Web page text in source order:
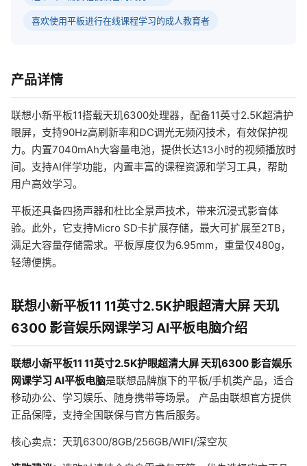
喜欢使用平板进行在线课程学习的成人教育者
产品详情
联想小新平板11搭载天玑6300处理器，配备11英寸2.5K超清护
眼屏，支持90Hz高刷新率和DC调光无频闪技术，有效保护视
力。内置7040mAh大容量电池，提供长达13小时的视频播放时
间。支持AI伴学功能，内置丰富的课程资源和学习工具，帮助
用户高效学习。
平板还具备四扬声器和杜比全景声技术，带来沉浸式影音体
验。此外，它支持Micro SD卡扩展存储，最大可扩展至2TB，
满足大容量存储需求。平板厚度仅为6.95mm，重量仅480g，
轻薄便携。
联想小新平板11 11英寸2.5K护眼超清大屏 天玑
6300 影音娱乐网课学习 AI平板电脑介绍
联想小新平板11 11英寸2.5K护眼超清大屏 天玑6300 影音娱乐
网课学习 AI平板电脑是联想品牌旗下的平板/手机类产品，适合
移动办公、学习娱乐、随身携带等场景。 产品由联想官方提供
正品保障，支持全国联保与官方售后服务。
核心卖点：天玑6300/8GB/256GB/WIFI/深空灰